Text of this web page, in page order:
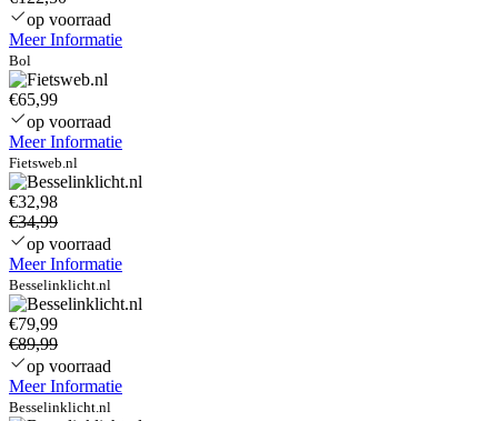
op voorraad
Meer Informatie
Bol
€65,99
op voorraad
Meer Informatie
Fietsweb.nl
€32,98
€34,99
op voorraad
Meer Informatie
Besselinklicht.nl
€79,99
€89,99
op voorraad
Meer Informatie
Besselinklicht.nl